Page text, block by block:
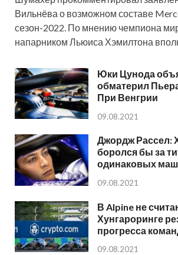
Вильнёва о возможном составе
сезон-2022. По мнению чемпиона
напарником Льюиса Хэмилтона
Юки Цунода
обматерил
При Венгрии
09.08.2021
Джордж Рассел:
боролся бы за
одинаковых
09.08.2021
В Alpine не
Хунгароринге
прогресса
09.08.2021